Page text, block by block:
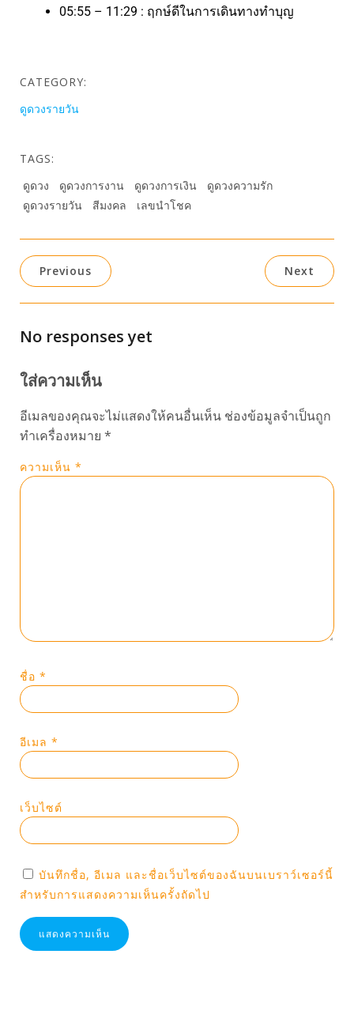
05:55 – 11:29 : ฤกษ์ดีในการเดินทางทำบุญ
CATEGORY:
ดูดวงรายวัน
TAGS:
ดูดวง
ดูดวงการงาน ดูดวงการเงิน
ดูดวงความรัก
ดูดวงรายวัน
สีมงคล เลขนำโชค
Previous Next
No responses yet
ใส่ความเห็น
อีเมลของคุณจะไม่แสดงให้คนอื่นเห็น ช่องข้อมูลจำเป็นถูก
ทำเครื่องหมาย *
ความเห็น *
ชื่อ *
อีเมล *
เว็บไซต์
บันทึกชื่อ, อีเมล และชื่อเว็บไซต์ของฉันบนเบราว์เซอร์นี้
สำหรับการแสดงความเห็นครั้งถัดไป